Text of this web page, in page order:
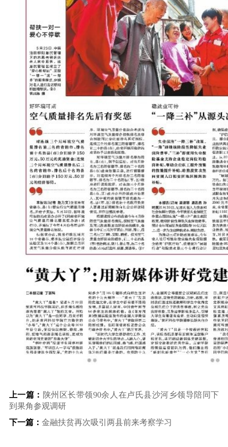
上一篇： 陕州区长带领90余人在卢氏县沙河乡领导陪同下
到果角参观调研
下一篇： 金融扶贫再次吸引两县前来考察学习